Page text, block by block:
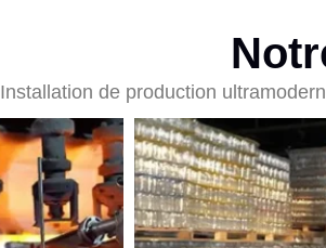
Installation de production